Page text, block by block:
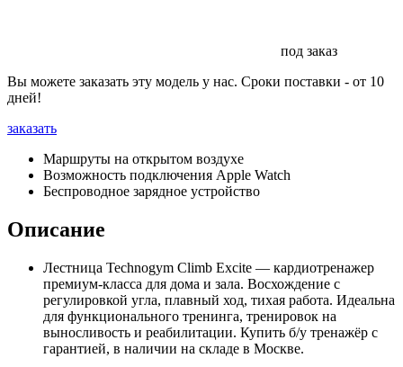
под заказ
Вы можете заказать эту модель у нас. Сроки поставки - от 10
дней!
заказать
Маршруты на открытом воздухе
Возможность подключения Apple Watch
Беспроводное зарядное устройство
Описание
Лестница Technogym Climb Excite — кардиотренажер
премиум-класса для дома и зала. Восхождение с
регулировкой угла, плавный ход, тихая работа. Идеальна
для функционального тренинга, тренировок на
выносливость и реабилитации. Купить б/у тренажёр с
гарантией, в наличии на складе в Москве.